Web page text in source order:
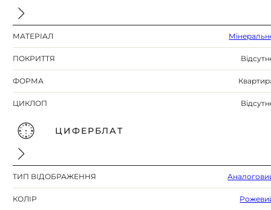
МАТЕРІАЛ
ПОКРИТТЯ
ФОРМА
ЦИКЛОП
ЦИФЕРБЛАТ
ТИП ВІДОБРАЖЕННЯ
КОЛІР